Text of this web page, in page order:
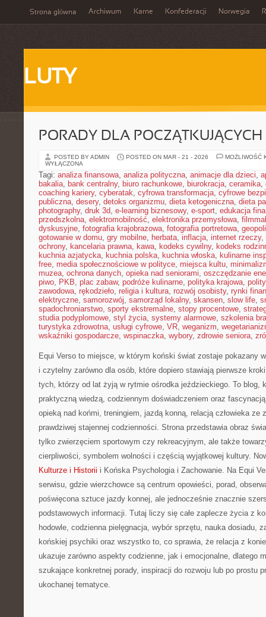
Strona główna Archiwum Karne Konfederacji Norwegia
LUTY
PORADY DLA POCZĄTKUJĄCYCH
POSTED BY ADMIN POSTED ON MAR - 21 - 2026
MOŻLIWOŚĆ
WYŁĄCZONA
Tagi: analiza finansowa, analiza polityczna, animacje dla dzieci,
bakalia, bank centralny, biuro rachunkowe, biurokracja, ceramika,
coaching kariery, cyberatak, cyfrowa transformacja, cyfrowe
publiczna, desery, detoks organizmu, dieta ketogeniczna, dieta
photography, druk 3d, e-learning biznesowy, e-sport, edukacja
przedszkolna, elektromobilność, elektronika przemysłowa,
dyskusyjne, fotografia krajobrazowa, fotografia portretowa,
gotowanie w domu, gry mobilne, herbata, inflacja, internet rzeczy,
ochrony, kancelaria prawna, kawa, kodeks cywilny, kodeks
kuchnia azjatycka, kuchnia polska, kuchnia włoska, kulinarne
free, media społecznościowe w polityce, miejsca kultu,
muzea, ochrona danych, opieka nad seniorami, oszczędzanie
piwo, PKB, plac zabaw, podróże kulinarne, polityka krajowa,
zawodowa, rękodzieło, religia i kultura, rozwój osobisty, rynki
elektryczne, samorozwój, samorząd lokalny, skansen, slow life,
spadochroniarstwo, sporty ekstremalne, stopy procentowe,
studia podyplomowe, styl życia, systemy alarmowe, szkolenia
turystyka zdrowotna, usługi cyfrowe, VR, weganizm,
wskaźniki gospodarcze, wspinaczka, wybory, zdrowie seniora,
Equi Verso to miejsce, w którym koński świat zostaje pokazany
i czytelny zarówno dla osób, które dopiero stawiają pierwsze
tych, którzy od lat żyją w rytmie ośrodka jeździeckiego. To blog,
praktyczną wiedzą, codziennym doświadczeniem oraz
opieką nad końmi, treningiem, jazdą konną, relacją człowieka ze
prawdziwej stajennej codzienności. Strona przedstawia obraz
tylko zwierzęciem sportowym czy rekreacyjnym, ale także
cierpliwości, symbolem wolności i częścią wyjątkowej kultury.
Kulturze i Historii i Końska Psychologia i Zachowanie. Na Equi
serwisu, gdzie wierzchowce są centrum opowieści, porad,
poświęcona sztuce jazdy konnej, ale jednocześnie znacznie
podstawowych informacji. Tutaj liczy się całe zaplecze życia z
hodowle, codzienna pielęgnacja, wybór sprzętu, nauka dosiadu,
końskiej psychiki oraz wszystko to, co sprawia, że relacja z
ukazuje zarówno aspekty codzienne, jak i emocjonalne, dlatego
szukające konkretnej porady, inspiracji do rozwoju lub po prostu
ukochanej tematyce.